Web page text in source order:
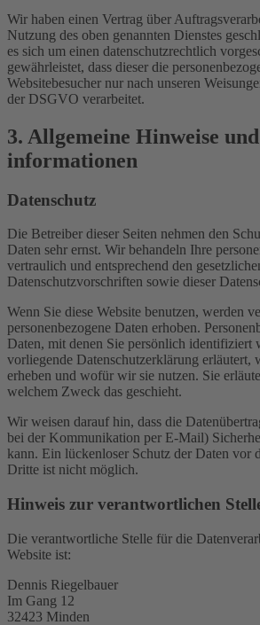
Wir haben einen Vertrag über
Nutzung des oben genannten Dienstes
es sich um einen datenschutzrechtlich
gewährleistet, dass dieser die
Websitebesucher nur nach unseren
der DSGVO verarbeitet.
3. Allgemeine Hinweise
informationen
Datenschutz
Die Betreiber dieser Seiten nehmen den
Daten sehr ernst. Wir behandeln Ihre
vertraulich und entsprechend den
Datenschutzvorschriften sowie dieser
Wenn Sie diese Website benutzen, werden
personenbezogene Daten erhoben.
Daten, mit denen Sie persönlich identifiziert
vorliegende Datenschutzerklärung erläutert,
erheben und wofür wir sie nutzen. Sie
welchem Zweck das geschieht.
Wir weisen darauf hin, dass die
bei der Kommunikation per E-Mail)
kann. Ein lückenloser Schutz der Daten vor
Dritte ist nicht möglich.
Hinweis zur verantwortlichen
Die verantwortliche Stelle für die
Website ist:
Dennis Riegelbauer
Im Gang 12
32423 Minden